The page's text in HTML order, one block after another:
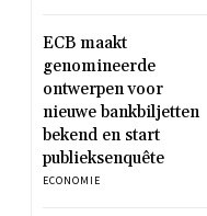
ECB maakt
genomineerde
ontwerpen voor
nieuwe bankbiljetten
bekend en start
publieksenquête
ECONOMIE